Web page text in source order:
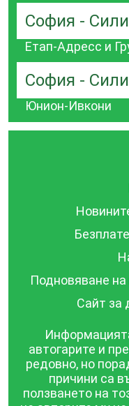
София -
Етап-Адресс и
София -
Юнион-Ивкони
Подновяване на
Сайт за
автогарите и
редовно, но
причини са
ползването на